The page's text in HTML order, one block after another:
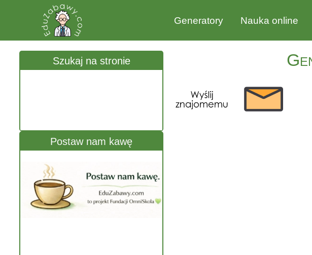
Generatory Nauka online
Szukaj na stronie
Postaw nam kawę